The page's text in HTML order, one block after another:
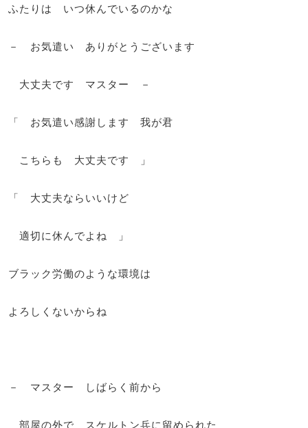
ふたりは いつ休んでいるのかな
－ お気遣い ありがとうございます
大丈夫です マスター －
「 お気遣い感謝します 我が君
こちらも 大丈夫です 」
「 大丈夫ならいいけど
適切に休んでよね 」
ブラック労働のような環境は
よろしくないからね
－ マスター しばらく前から
部屋の外で スケルトン兵に留められた